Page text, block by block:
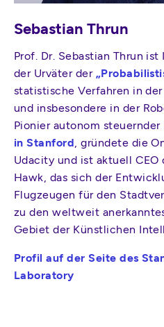
Sebastian Thrun
Prof. Dr. Sebastian Thrun
der Urväter der
statistische Verfahren in
und insbesondere in der
Pionier autonom steuernder
in Stanford, gründete die
Udacity und ist aktuell
Hawk, das sich der
Flugzeugen für den
zu den weltweit
Gebiet der Künstlichen
Profil auf der Seite des
Laboratory